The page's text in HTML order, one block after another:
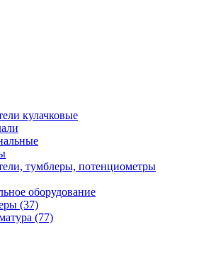
кулачковые
тумблеры, потенциометры
оборудование
(37)
(77)